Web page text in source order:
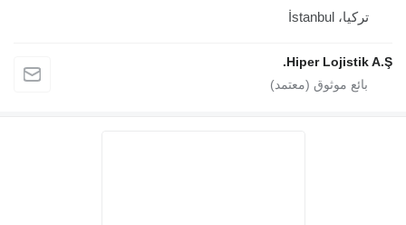
تركيا، İstanbul
Hiper Lojistik A.Ş.